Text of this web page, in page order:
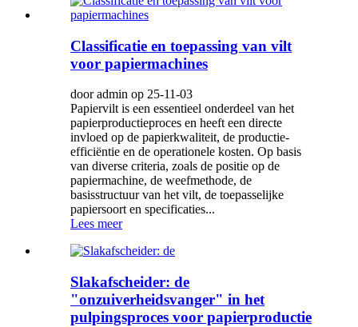
Classificatie en toepassing van vilt
voor papiermachines
door admin op 25-11-03
Papiervilt is een essentieel onderdeel van het
papierproductieproces en heeft een directe
invloed op de papierkwaliteit, de productie-
efficiëntie en de operationele kosten. Op basis
van diverse criteria, zoals de positie op de
papiermachine, de weefmethode, de
basisstructuur van het vilt, de toepasselijke
papiersoort en specificaties...
Lees meer
Slakafscheider: de
"onzuiverheidsvanger" in het
pulpingsproces voor papierproductie